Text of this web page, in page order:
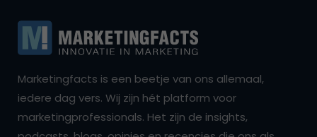
Marketingfacts is een beetje van ons allemaal,
iedere dag vers. Wij zijn hét platform voor
marketingprofessionals. Het zijn de insights,